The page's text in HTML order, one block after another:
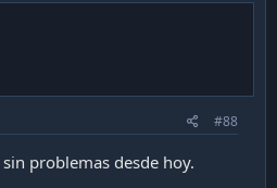
#88
problemas desde hoy.